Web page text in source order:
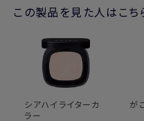
この製品を見た人はこち
シアハイライターカ
ラー
が